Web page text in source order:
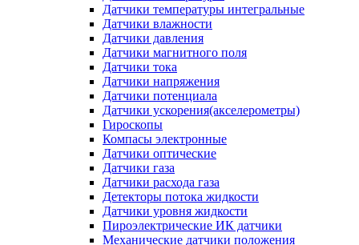
Датчики температуры интегральные
Датчики влажности
Датчики давления
Датчики магнитного поля
Датчики тока
Датчики напряжения
Датчики потенциала
Датчики ускорения(акселерометры)
Гироскопы
Компасы электронные
Датчики оптические
Датчики газа
Датчики расхода газа
Детекторы потока жидкости
Датчики уровня жидкости
Пироэлектрические ИК датчики
Механические датчики положения